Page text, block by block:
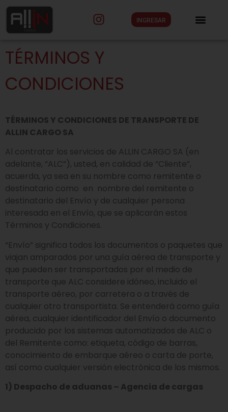
INGRESAR
TÉRMINOS Y
CONDICIONES
TÉRMINOS Y CONDICIONES DE TRANSPORTE DE
ALLIN CARGO SA
Al contratar los servicios de ALLIN CARGO SA (en
adelante, “ALC”), usted, en calidad de “Cliente”,
acuerda, ya sea en su nombre como remitente o
destinatario como en nombre del remitente o
destinatario del Envío y de cualquier persona
interesada en el Envío, que se aplicarán estos
Términos y Condiciones.
“Envío” significa todos los documentos o paquetes que
viajan amparados por una guía aérea de transporte y
que pueden ser transportados por el medio de
transporte que ALC considere idóneo, incluido el
transporte aéreo, por carretera o a través de
cualquier otro transportista. Se entenderá como guía
aérea, cualquier identificador del Envío o documento
producido por los sistemas automatizados de ALC o
del Remitente como: etiqueta, código de barras,
conocimiento de embarque aéreo o carta de porte,
así como cualquier versión electrónica de los mismos.
1) Despacho de aduanas – Agencia de cargas